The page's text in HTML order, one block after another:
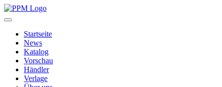
Startseite
News
Katalog
Vorschau
Händler
Verlage